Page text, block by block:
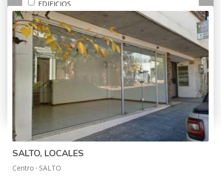
EDIFICIOS
GALPONES
LOCALES
SOLARES
Más opciones
SALTO, LOCALES
Centro SALTO